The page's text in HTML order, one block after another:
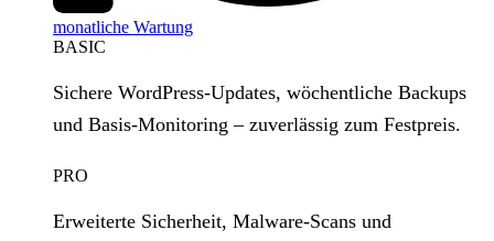
monatliche Wartung
BASIC
Sichere WordPress‑Updates, wöchentliche Backups
und Basis‑Monitoring – zuverlässig zum Festpreis.
PRO
Erweiterte Sicherheit, Malware‑Scans und